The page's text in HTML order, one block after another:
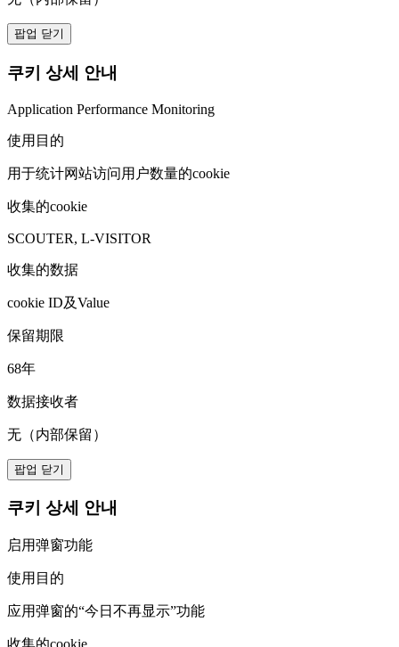
팝업 닫기
쿠키 상세 안내
Application Performance Monitoring
使用目的
用于统计网站访问用户数量的cookie
收集的cookie
SCOUTER, L-VISITOR
收集的数据
cookie ID及Value
保留期限
68年
数据接收者
无（内部保留）
팝업 닫기
쿠키 상세 안내
启用弹窗功能
使用目的
应用弹窗的“今日不再显示”功能
收集的cookie